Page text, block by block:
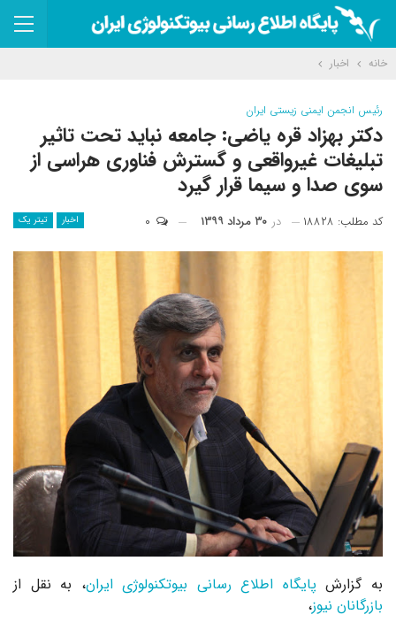
خانه اخبار
رئیس انجمن ایمنی زیستی ایران
دکتر بهزاد قره یاضی: جامعه نباید تحت تاثیر
تبلیغات غیرواقعی و گسترش فناوری هراسی از
سوی صدا و سیما قرار گیرد
اخبار تیتر یک کد مطلب: ۱۸۸۲۸ در ۳۰ مرداد ۱۳۹۹
به گزارشپایگاه اطلاع رسانی بیوتکنولوژی ایران، به نقل از
بازرگانان نیوز،